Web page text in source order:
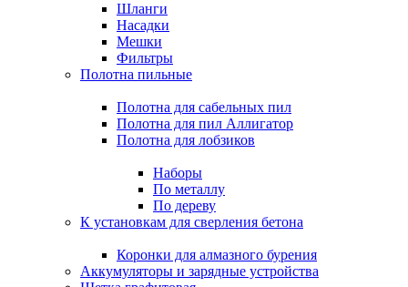
Шланги
Насадки
Мешки
Фильтры
Полотна пильные
Полотна для сабельных пил
Полотна для пил Аллигатор
Полотна для лобзиков
Наборы
По металлу
По дереву
К установкам для сверления бетона
Коронки для алмазного бурения
Аккумуляторы и зарядные устройства